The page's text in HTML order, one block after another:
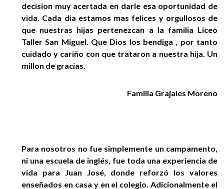
decision muy acertada en darle esa oportunidad de
vida. Cada dia estamos mas felices y orgullosos de
que nuestras hijas pertenezcan a la familia Liceo
Taller San Miguel. Que Dios los bendiga , por tanto
cuidado y cariño con que trataron a nuestra hija. Un
millon de gracias.
Familia Grajales Moreno
Para nosotros no fue simplemente un campamento,
ni una escuela de inglés, fue toda una experiencia de
vida para Juan José, donde reforzó los valores
enseñados en casa y en el colegio. Adicionalmente el